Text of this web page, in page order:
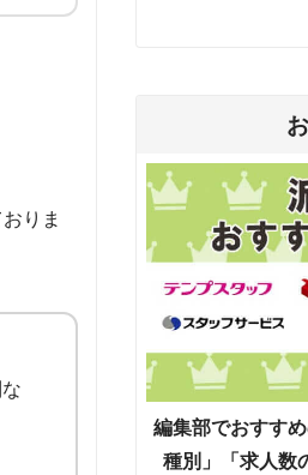
派遣
得ら
りま
編集部でおすす
種別」「求人数